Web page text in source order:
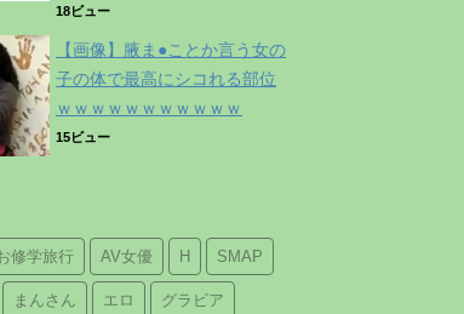
18ビュー
【画像】腋ま●ことか言う女の
子の体で最高にシコれる部位
ｗｗｗｗｗｗｗｗｗｗｗ
15ビュー
修学旅行 AV女優 H SMAP
まんさん エロ グラビア